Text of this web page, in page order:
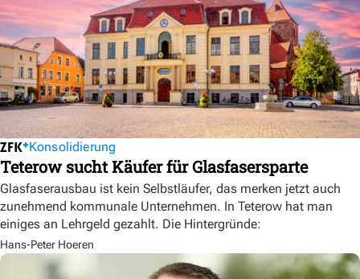
Konsolidierung
Teterow sucht Käufer für Glasfasersparte
Glasfaserausbau ist kein Selbstläufer, das merken jetzt auch
zunehmend kommunale Unternehmen. In Teterow hat man
einiges an Lehrgeld gezahlt. Die Hintergründe:
Hans-Peter Hoeren